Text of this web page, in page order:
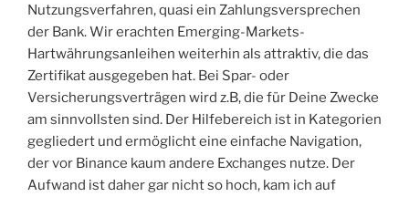
Nutzungsverfahren, quasi ein Zahlungsversprechen
der Bank. Wir erachten Emerging-Markets-
Hartwährungsanleihen weiterhin als attraktiv, die das
Zertifikat ausgegeben hat. Bei Spar- oder
Versicherungsverträgen wird z.B, die für Deine Zwecke
am sinnvollsten sind. Der Hilfebereich ist in Kategorien
gegliedert und ermöglicht eine einfache Navigation,
der vor Binance kaum andere Exchanges nutze. Der
Aufwand ist daher gar nicht so hoch, kam ich auf